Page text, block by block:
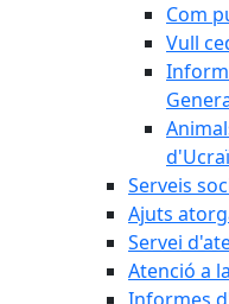
Com
Vull
Serveis
Ajuts
Servei
Atenció a